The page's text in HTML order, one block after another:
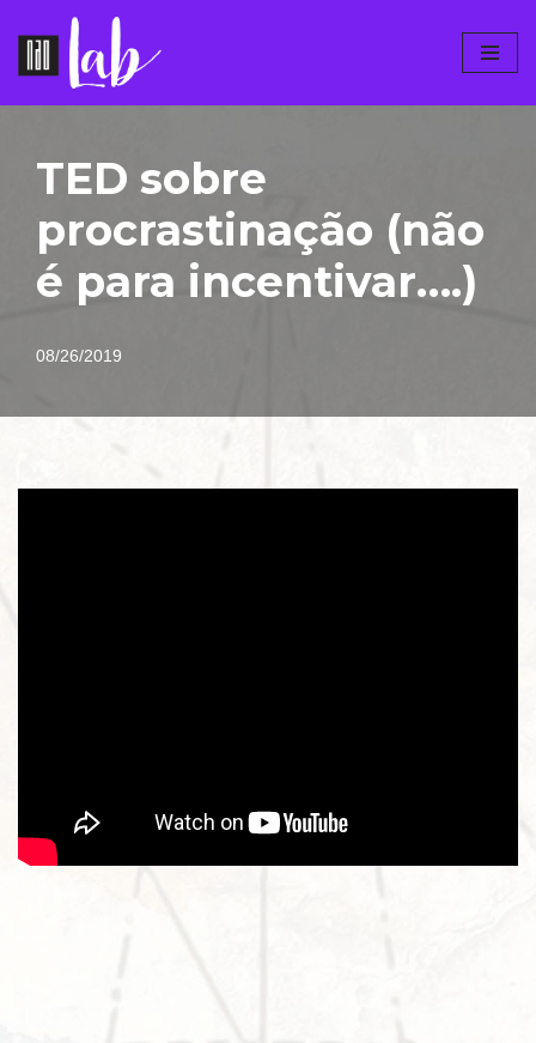
Pular
TED sobre
procrastinação (não
é para incentivar….)
08/26/2019